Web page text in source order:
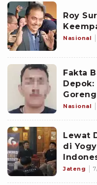
Roy
Nasional
Fakta
Depok:
Nasional
Lewat
di
Jateng